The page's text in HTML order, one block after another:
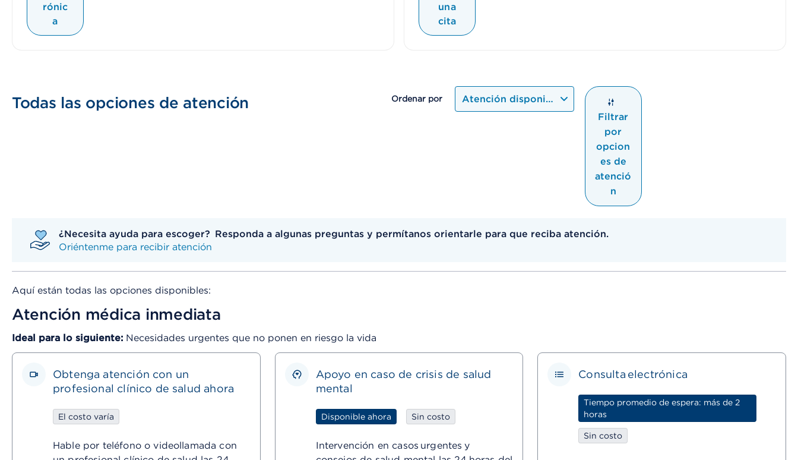
rónic
a
una
cita
Todas las opciones de atención Ordenar por
Atención disponible más próxima
Filtrar
por
opcion
es de
atenció
n
¿Necesita ayuda para escoger? Responda a algunas preguntas y permítanos orientarle para que reciba atención.
Oriéntenme para recibir atención
Aquí están todas las opciones disponibles:
Atención médica inmediata
Ideal para lo siguiente: Necesidades urgentes que no ponen en riesgo la vida
Obtenga atención con un
profesional clínico de salud ahora
El costo varía
Hable por teléfono o videollamada con
Apoyo en caso de crisis de salud
mental
Disponible ahora Sin costo
Intervención en casos urgentes y
Consulta electrónica
Tiempo promedio de espera: más de 2
horas
Sin costo